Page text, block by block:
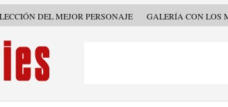
DEL MEJOR PERSONAJE GALERÍA CON LOS